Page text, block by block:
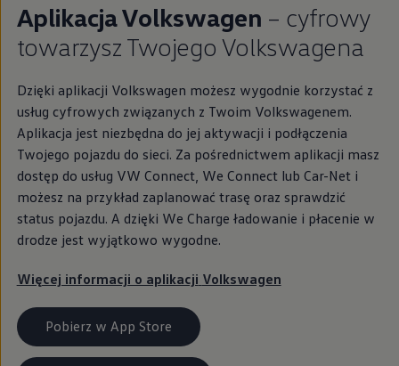
AplikacjaVolkswagen – cyfrowy
towarzysz Twojego Volkswagena
Dzięki aplikacji Volkswagen możesz wygodnie korzystać z
usług cyfrowych związanych z Twoim Volkswagenem.
Aplikacja jest niezbędna do jej aktywacji i podłączenia
Twojego pojazdu do sieci. Za pośrednictwem aplikacji masz
dostęp do usług VW Connect, We Connect lub Car-Net i
możesz na przykład zaplanować trasę oraz sprawdzić
status pojazdu. A dzięki We Charge ładowanie i płacenie w
drodze jest wyjątkowo wygodne.
Więcej informacji o aplikacji Volkswagen
Pobierz w App Store